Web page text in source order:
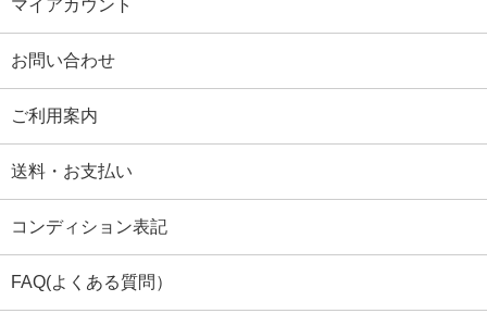
マイアカウント
お問い合わせ
ご利用案内
送料・お支払い
コンディション表記
FAQ(よくある質問）